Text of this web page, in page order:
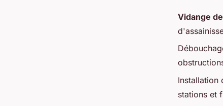
Vidange
Installation
stations et